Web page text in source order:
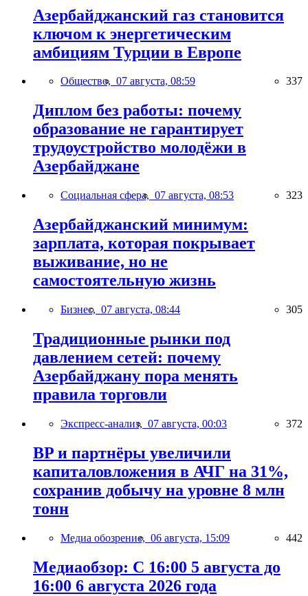
Азербайджанский газ становится
ключом к энергетическим
амбициям Турции в Европе
Общество, 07 августа, 08:59 337
Диплом без работы: почему
образование не гарантирует
трудоустройство молодёжи в
Азербайджане
Социальная сфера, 07 августа, 08:53 323
Азербайджанский минимум:
зарплата, которая покрывает
выживание, но не
самостоятельную жизнь
Бизнес, 07 августа, 08:44 305
Традиционные рынки под
давлением сетей: почему
Азербайджану пора менять
правила торговли
Экспресс-анализ, 07 августа, 00:03 372
BP и партнёры увеличили
капиталовложения в АЧГ на 31%,
сохранив добычу на уровне 8 млн
тонн
Медиа обозрение, 06 августа, 15:09 442
Медиаобзор: С 16:00 5 августа до
16:00 6 августа 2026 года